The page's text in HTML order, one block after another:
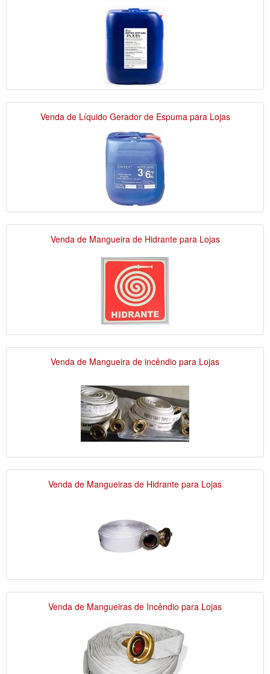
Venda de Líquido Gerador de Espuma para Lojas
Venda de Mangueira de Hidrante para Lojas
Venda de Mangueira de incêndio para Lojas
Venda de Mangueiras de Hidrante para Lojas
Venda de Mangueiras de Incêndio para Lojas